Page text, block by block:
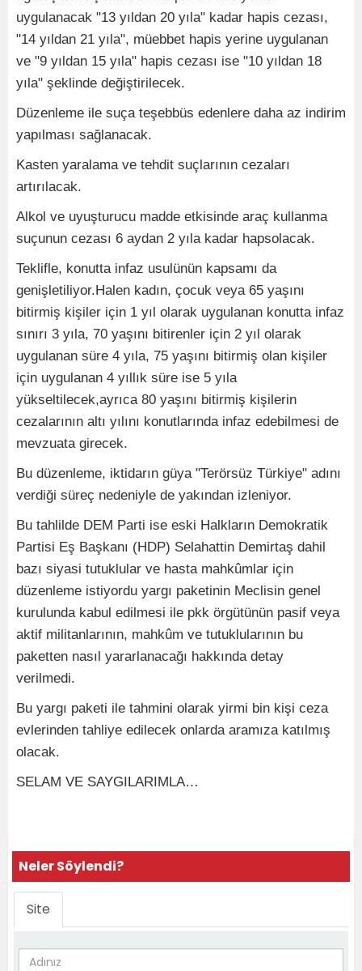
uygulanacak "13 yıldan 20 yıla" kadar hapis cezası,
"14 yıldan 21 yıla", müebbet hapis yerine uygulanan
ve "9 yıldan 15 yıla" hapis cezası ise "10 yıldan 18
yıla" şeklinde değiştirilecek.
Düzenleme ile suça teşebbüs edenlere daha az indirim
yapılması sağlanacak.
Kasten yaralama ve tehdit suçlarının cezaları
artırılacak.
Alkol ve uyuşturucu madde etkisinde araç kullanma
suçunun cezası 6 aydan 2 yıla kadar hapsolacak.
Teklifle, konutta infaz usulünün kapsamı da
genişletiliyor.Halen kadın, çocuk veya 65 yaşını
bitirmiş kişiler için 1 yıl olarak uygulanan konutta infaz
sınırı 3 yıla, 70 yaşını bitirenler için 2 yıl olarak
uygulanan süre 4 yıla, 75 yaşını bitirmiş olan kişiler
için uygulanan 4 yıllık süre ise 5 yıla
yükseltilecek,ayrıca 80 yaşını bitirmiş kişilerin
cezalarının altı yılını konutlarında infaz edebilmesi de
mevzuata girecek.
Bu düzenleme, iktidarın güya "Terörsüz Türkiye" adını
verdiği süreç nedeniyle de yakından izleniyor.
Bu tahlilde DEM Parti ise eski Halkların Demokratik
Partisi Eş Başkanı (HDP) Selahattin Demirtaş dahil
bazı siyasi tutuklular ve hasta mahkûmlar için
düzenleme istiyordu yargı paketinin Meclisin genel
kurulunda kabul edilmesi ile pkk örgütünün pasif veya
aktif militanlarının, mahkûm ve tutuklularının bu
paketten nasıl yararlanacağı hakkında detay
verilmedi.
Bu yargı paketi ile tahmini olarak yirmi bin kişi ceza
evlerinden tahliye edilecek onlarda aramıza katılmış
olacak.
SELAM VE SAYGILARIMLA…
Neler Söylendi?
Site